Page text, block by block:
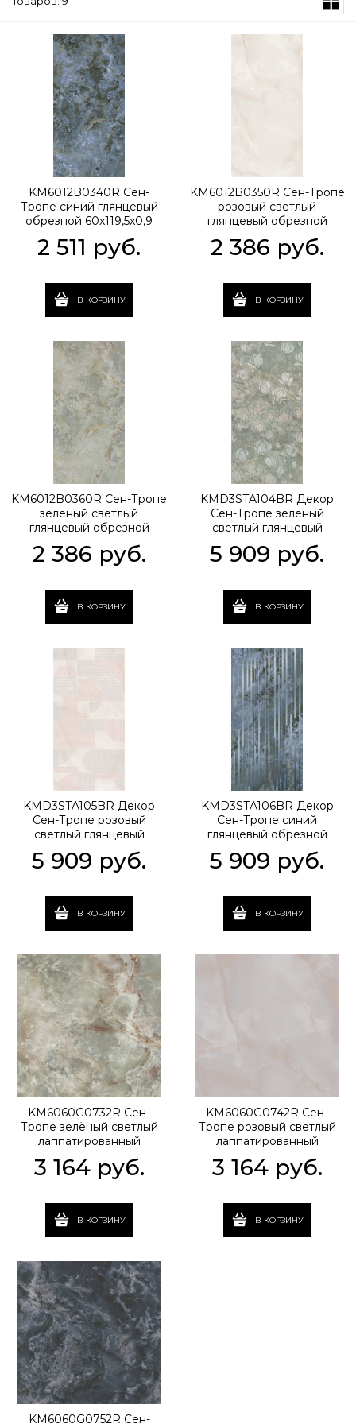
KM6012B0340R Сен-
Тропе синий глянцевый
обрезной 60x119,5x0,9
2 511 руб.
В КОРЗИНУ
KM6012B0350R Сен-Тропе
розовый светлый
глянцевый обрезной
2 386 руб.
В КОРЗИНУ
KM6012B0360R Сен-Тропе
зелёный светлый
глянцевый обрезной
2 386 руб.
В КОРЗИНУ
KMD3STA104BR Декор
Сен-Тропе зелёный
светлый глянцевый
обрезной 60x119,5x0,9
5 909 руб.
В КОРЗИНУ
KMD3STA105BR Декор
Сен-Тропе розовый
светлый глянцевый
обрезной 60x119,5x0,9
5 909 руб.
В КОРЗИНУ
KMD3STA106BR Декор
Сен-Тропе синий
глянцевый обрезной
5 909 руб.
В КОРЗИНУ
KM6060G0732R Сен-
Тропе зелёный светлый
лаппатированный
обрезной 60x60x0,9
3 164 руб.
В КОРЗИНУ
KM6060G0742R Сен-
Тропе розовый светлый
лаппатированный
обрезной 60x60x0,9
3 164 руб.
В КОРЗИНУ
KM6060G0752R Сен-